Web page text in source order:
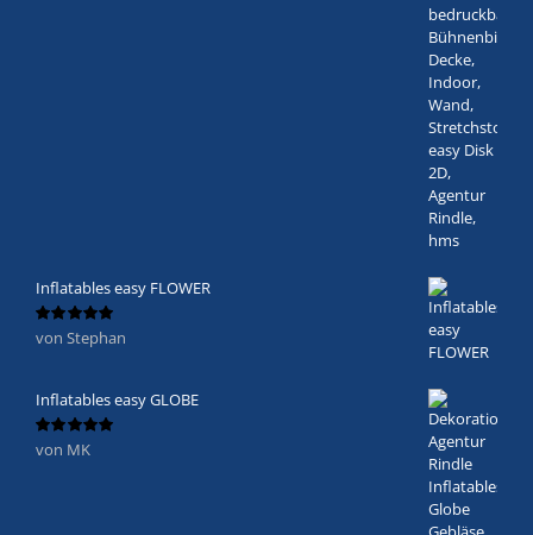
Inflatables easy FLOWER
Bewertet
von 5
von Stephan
Inflatables easy GLOBE
Bewertet
von MK